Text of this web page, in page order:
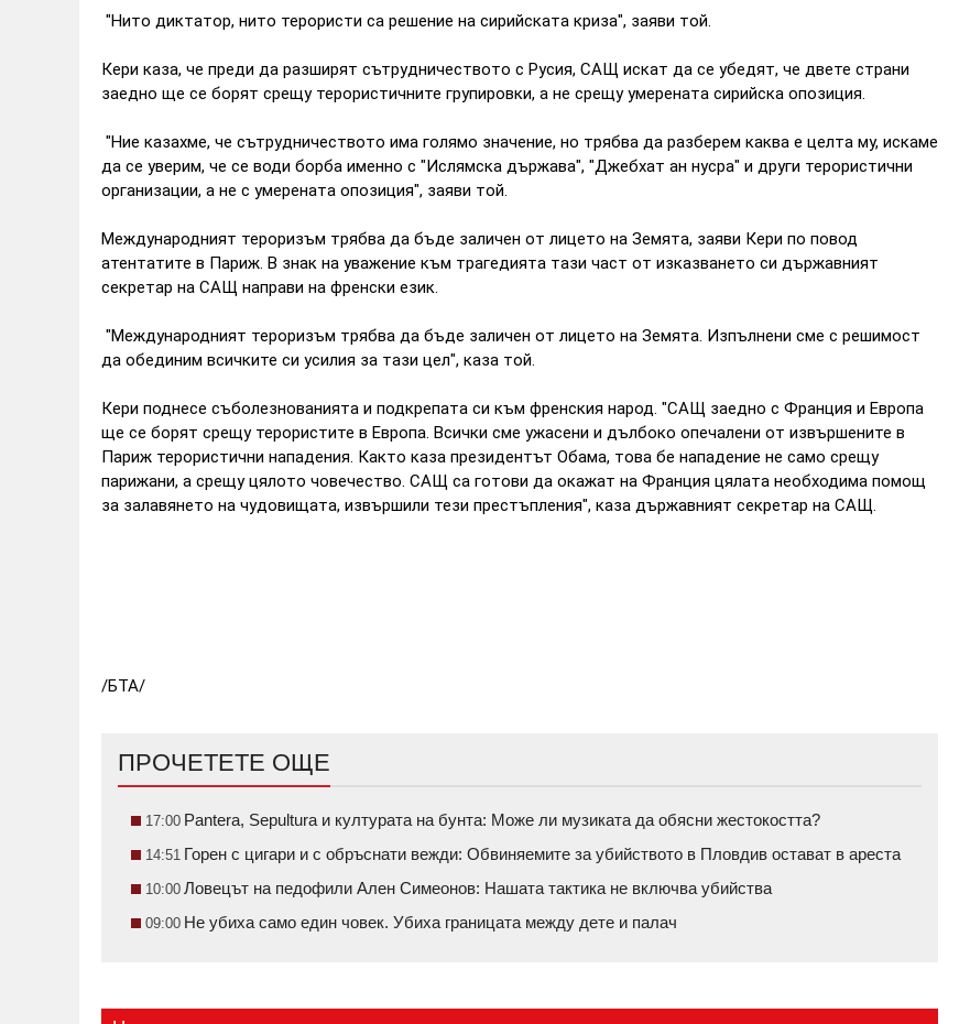
"Нито диктатор, нито терористи са решение на сирийската криза", заяви той.
Кери каза, че преди да разширят сътрудничеството с Русия, САЩ искат да се убедят, че двете страни
заедно ще се борят срещу терористичните групировки, а не срещу умерената сирийска опозиция.
"Ние казахме, че сътрудничеството има голямо значение, но трябва да разберем каква е целта му, искаме
да се уверим, че се води борба именно с "Ислямска държава", "Джебхат ан нусра" и други терористични
организации, а не с умерената опозиция", заяви той.
Международният тероризъм трябва да бъде заличен от лицето на Земята, заяви Кери по повод
атентатите в Париж. В знак на уважение към трагедията тази част от изказването си държавният
секретар на САЩ направи на френски език.
"Международният тероризъм трябва да бъде заличен от лицето на Земята. Изпълнени сме с решимост
да обединим всичките си усилия за тази цел", каза той.
Кери поднесе съболезнованията и подкрепата си към френския народ. "САЩ заедно с Франция и Европа
ще се борят срещу терористите в Европа. Всички сме ужасени и дълбоко опечалени от извършените в
Париж терористични нападения. Както каза президентът Обама, това бе нападение не само срещу
парижани, а срещу цялото човечество. САЩ са готови да окажат на Франция цялата необходима помощ
за залавянето на чудовищата, извършили тези престъпления", каза държавният секретар на САЩ.
/БТА/
ПРОЧЕТЕТЕ ОЩЕ
17:00 Pantera, Sepultura и културата на бунта: Може ли музиката да обясни жестокостта?
14:51 Горен с цигари и с обръснати вежди: Обвиняемите за убийството в Пловдив остават в ареста
10:00 Ловецът на педофили Ален Симеонов: Нашата тактика не включва убийства
09:00 Не убиха само един човек. Убиха границата между дете и палач